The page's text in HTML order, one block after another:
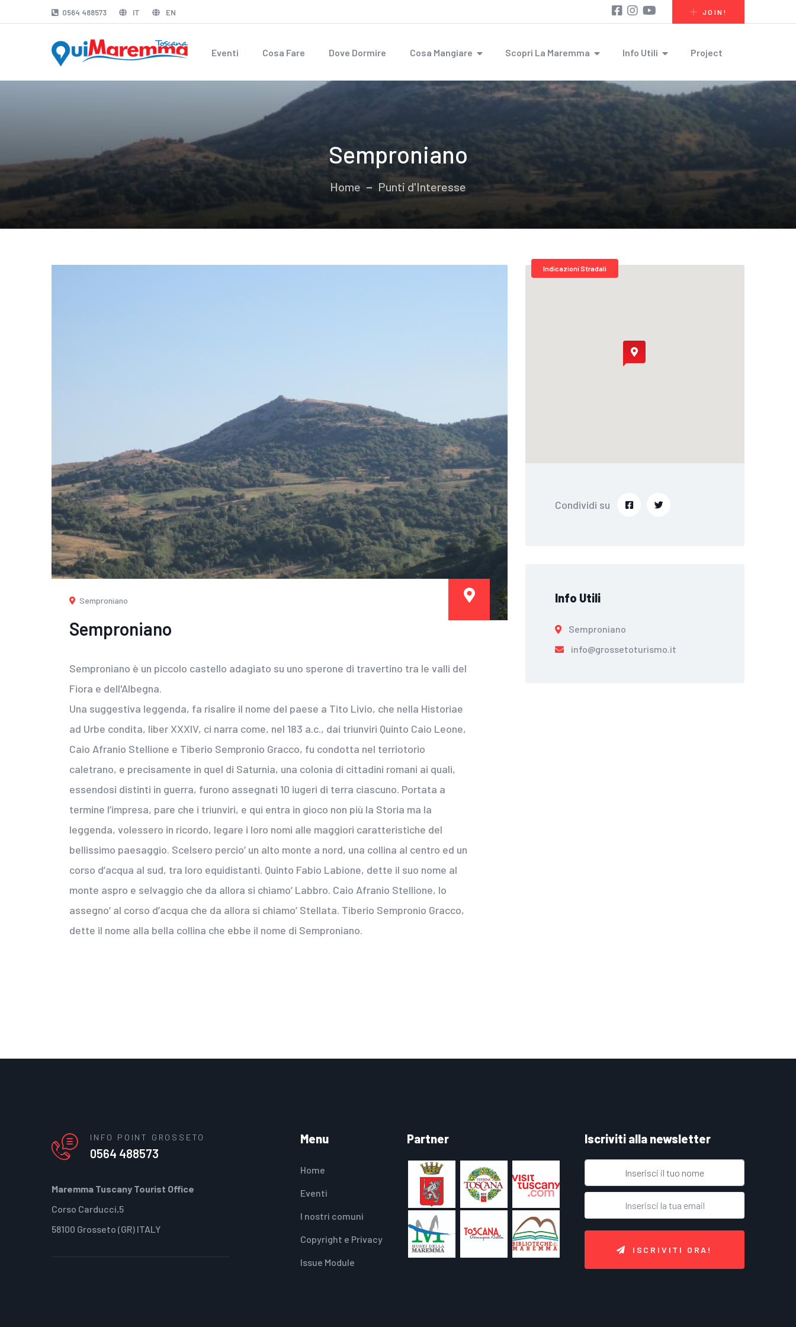
0564 488573 IT EN JOIN!
Eventi Cosa Fare Dove Dormire Cosa Mangiare Scopri La Maremma Info Utili Project
Semproniano
Home Punti d'Interesse
Semproniano
Semproniano
Semproniano è un piccolo castello adagiato su uno sperone di travertino tra le valli del
Fiora e dell'Albegna.
Una suggestiva leggenda, fa risalire il nome del paese a Tito Livio, che nella Historiae
ad Urbe condita, liber XXXIV, ci narra come, nel 183 a.c., dai triunviri Quinto Caio Leone,
Caio Afranio Stellione e Tiberio Sempronio Gracco, fu condotta nel terriotorio
caletrano, e precisamente in quel di Saturnia, una colonia di cittadini romani ai quali,
essendosi distinti in guerra, furono assegnati 10 iugeri di terra ciascuno. Portata a
termine l’impresa, pare che i triunviri, e qui entra in gioco non più la Storia ma la
leggenda, volessero in ricordo, legare i loro nomi alle maggiori caratteristiche del
bellissimo paesaggio. Scelsero percio’ un alto monte a nord, una collina al centro ed un
corso d’acqua al sud, tra loro equidistanti. Quinto Fabio Labione, dette il suo nome al
monte aspro e selvaggio che da allora si chiamo’ Labbro. Caio Afranio Stellione, lo
assegno’ al corso d’acqua che da allora si chiamo’ Stellata. Tiberio Sempronio Gracco,
dette il nome alla bella collina che ebbe il nome di Semproniano.
Indicazioni Stradali
Condividi su
Info Utili
Semproniano
info@grossetoturismo.it
INFO POINT GROSSETO
0564 488573
Maremma Tuscany Tourist Office
Corso Carducci,5
58100 Grosseto (GR) ITALY
Menu
Home
Eventi
I nostri comuni
Copyright e Privacy
Issue Module
Partner Iscriviti alla newsletter
ISCRIVITI ORA!